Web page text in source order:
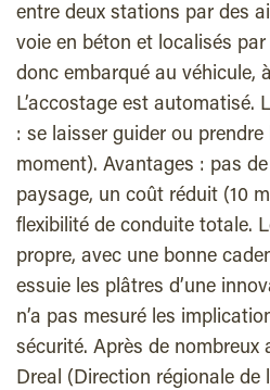
entre deux stations par des
voie en béton et localisés
donc embarqué au véhicule,
L’accostage est automatisé.
: se laisser guider ou
moment). Avantages : pas
paysage, un coût réduit (10
flexibilité de conduite totale.
propre, avec une bonne
essuie les plâtres d’une
n’a pas mesuré les
sécurité. Après de nombreux
Dreal (Direction régionale de